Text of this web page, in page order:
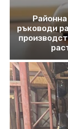
ръководи